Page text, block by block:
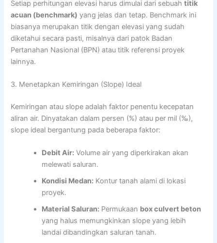
Setiap perhitungan elevasi harus dimulai dari sebuahtitik
acuan (benchmark) yang jelas dan tetap. Benchmark ini
biasanya merupakan titik dengan elevasi yang sudah
diketahui secara pasti, misalnya dari patok Badan
Pertanahan Nasional (BPN) atau titik referensi proyek
lainnya.
3. Menetapkan Kemiringan (Slope) Ideal
Kemiringan atau slope adalah faktor penentu kecepatan
aliran air. Dinyatakan dalam persen (%) atau per mil (‰),
slope ideal bergantung pada beberapa faktor:
Debit Air: Volume air yang diperkirakan akan
melewati saluran.
Kondisi Medan: Kontur tanah alami di lokasi
proyek.
Material Saluran: Permukaan box culvert beton
yang halus memungkinkan slope yang lebih
landai dibandingkan saluran tanah.